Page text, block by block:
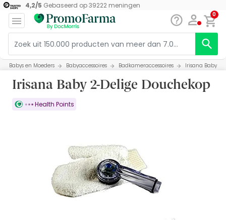
4,2/5 Gebaseerd op39222meningen
0
Babys en Moeders Babyaccessoires Badkameraccessoires Irisana Baby 2-
Irisana Baby 2-Delige Douchekop
Health Points